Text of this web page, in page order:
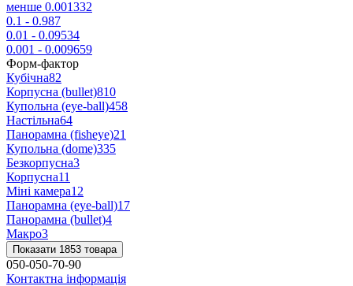
менше 0.001332
0.1 - 0.987
0.01 - 0.09534
0.001 - 0.009659
Форм-фактор
Кубічна82
Корпусна (bullet)810
Купольна (eye-ball)458
Настільна64
Панорамна (fisheye)21
Купольна (dome)335
Безкорпусна3
Корпусна11
Міні камера12
Панорамна (eye-ball)17
Панорамна (bullet)4
Макро3
Показати 1853 товара
050-050-70-90
Контактна інформація